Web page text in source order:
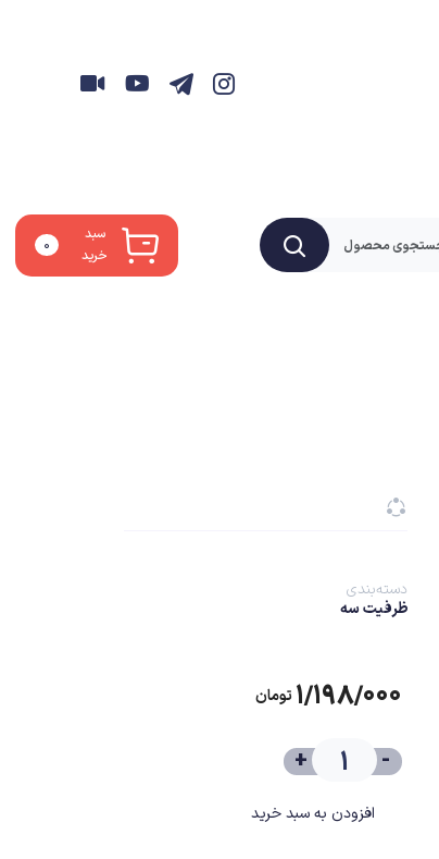
سبد
خرید
۰
دسته‌بندی
ظرفیت سه
۱/۱۹۸/۰۰۰ تومان
-
+
افزودن به سبد خرید